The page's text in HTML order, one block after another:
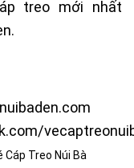
treo mới nhất
.
Cáp Treo Núi Bà